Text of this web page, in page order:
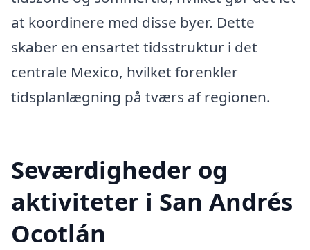
at koordinere med disse byer. Dette
skaber en ensartet tidsstruktur i det
centrale Mexico, hvilket forenkler
tidsplanlægning på tværs af regionen.
Seværdigheder og
aktiviteter i San Andrés
Ocotlán